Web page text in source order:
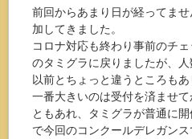
前回からあまり日が経ってま
加してきました。
コロナ対応も終わり事前のチ
のタミグラに戻りましたが、
以前とちょっと違うところもあ
一番大きいのは受付を済ませ
ともあれ、タミグラが普通に
で今回のコンクールデレガン